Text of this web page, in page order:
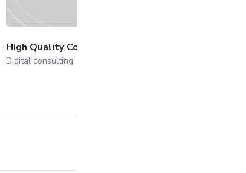
High Quality Coaching
Digital consulting